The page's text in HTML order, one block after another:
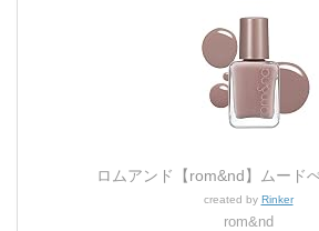
ロムアンド【rom&nd】ムード
created by Rinker
rom&nd